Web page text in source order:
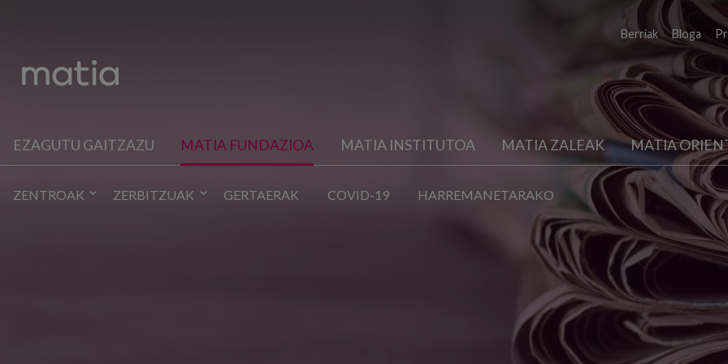
Berriak Bloga
EZAGUTU GAITZAZU MATIA FUNDAZIOA MATIA INSTITUTOA MATIA ZALEAK MATIA
ZENTROAK ZERBITZUAK GERTAERAK COVID-19 HARREMANETARAKO